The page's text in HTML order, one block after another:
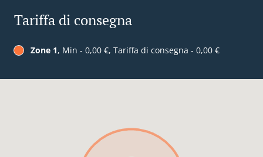
Tariffa di consegna
Zone 1, Min - 0,00 €, Tariffa di consegna - 0,00 €